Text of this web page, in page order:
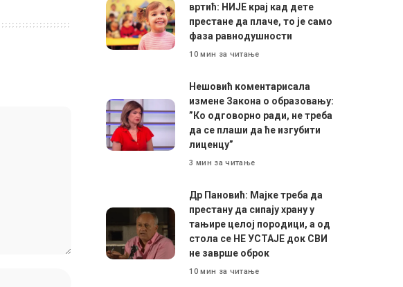
вртић: НИЈЕ крај кад дете
престане да плаче, то је само
фаза равнодушности
10 мин за читање
Нешовић коментарисала
измене Закона о образовању:
”Ко одговорно ради, не треба
да се плаши да ће изгубити
лиценцу”
3 мин за читање
Др Пановић: Мајке треба да
престану да сипају храну у
тањире целој породици, а од
стола се НЕ УСТАЈЕ док СВИ
не заврше оброк
10 мин за читање